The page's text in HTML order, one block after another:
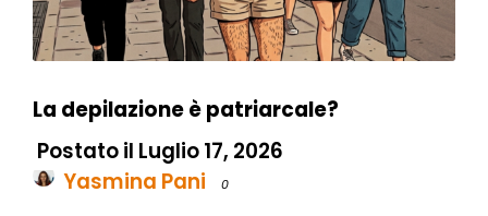
La depilazione è patriarcale?
Postato il Luglio 17, 2026
Yasmina Pani
0